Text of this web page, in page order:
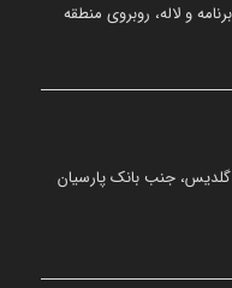
و لاله، روبروی منطقه
گلدیس، جنب بانک پارسیان